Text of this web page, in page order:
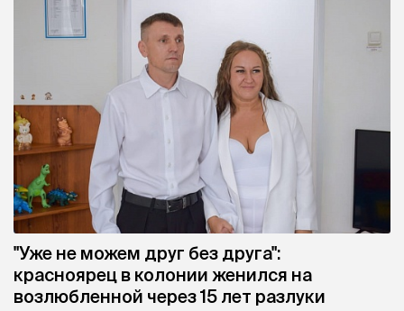
"Уже не можем друг без друга":
красноярец в колонии женился на
возлюбленной через 15 лет разлуки